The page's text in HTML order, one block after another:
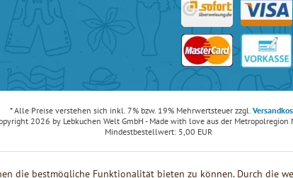
* Alle Preise verstehen sich inkl. 7% bzw. 19% Mehrwertsteuer zzgl.
2026 by Lebkuchen Welt GmbH - Made with love aus der Metropolregion
Mindestbestellwert: 5,00 EUR
die bestmögliche Funktionalität bieten zu können. Durch die